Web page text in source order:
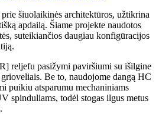
šiuolaikinės architektūros, užtikrina
apdailą. Šiame projekte naudotos
suteikiančios daugiau konfigūracijos
reljefu pasižymi paviršiumi su išilgine
Be to, naudojome dangą HC
puikiu atsparumu mechaniniams
spinduliams, todėl stogas ilgus metus